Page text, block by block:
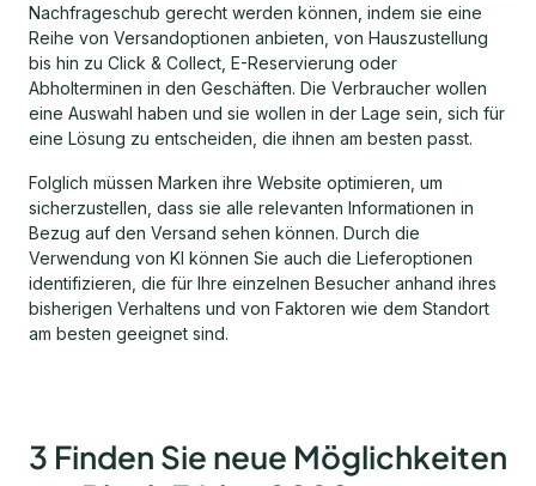
Nachfrageschub gerecht werden können, indem sie eine
Reihe von Versandoptionen anbieten, von Hauszustellung
bis hin zu Click & Collect, E-Reservierung oder
Abholterminen in den Geschäften. Die Verbraucher wollen
eine Auswahl haben und sie wollen in der Lage sein, sich für
eine Lösung zu entscheiden, die ihnen am besten passt.
Folglich müssen Marken ihre Website optimieren, um
sicherzustellen, dass sie alle relevanten Informationen in
Bezug auf den Versand sehen können. Durch die
Verwendung von KI können Sie auch die Lieferoptionen
identifizieren, die für Ihre einzelnen Besucher anhand ihres
bisherigen Verhaltens und von Faktoren wie dem Standort
am besten geeignet sind.
3 Finden Sie neue Möglichkeiten